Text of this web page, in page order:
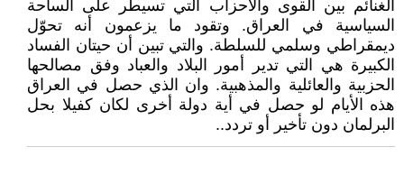
الغنائم بين القوى والأحزاب التي تسيطر على الساحة
السياسية في العراق. وتقود ما يزعمون أنه تحوّل
ديمقراطي وسلمي للسلطة. والتي تبين أن حيتان الفساد
الكبيرة هي التي تدير أمور البلاد والعباد وفق مصالحها
الحزبية والعائلية والمذهبية. وان الذي حصل في العراق
هذه الأيام لو حصل في أية دولة أخرى لكان كفيلا بحل
البرلمان دون تأخير أو تردد..